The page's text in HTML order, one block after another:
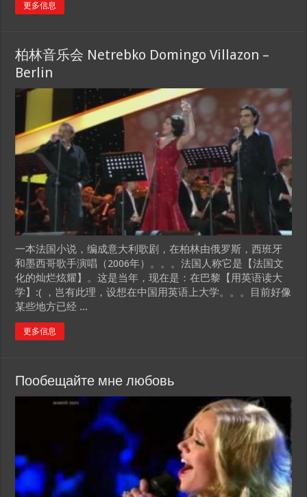
更多信息
柏林音乐会 Netrebko Domingo Villazon –
Berlin
一本法国小说，编成意大利歌剧，在柏林由俄罗斯，西班牙
和墨西哥歌手演唱（2006年）。。。法国人称它是【法国文
化的灿烂炫耀】。这是当年，现在是：在巴黎【用英语读大
学】:( ，岂有此理，设想在中国用英语上大学。。。目前好像
某些地方已经 ...
更多信息
Пообещайте мне любовь